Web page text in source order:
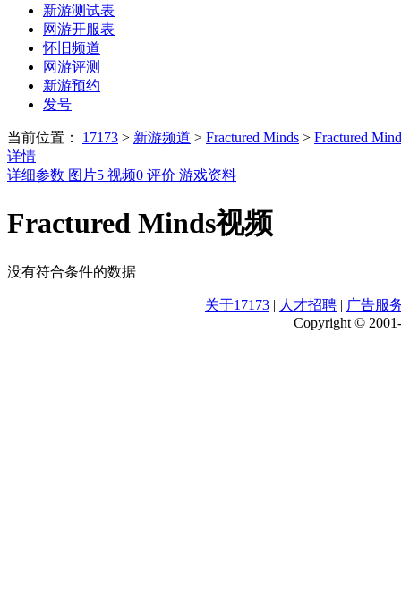
新游测试表
网游开服表
怀旧频道
网游评测
新游预约
发号
当前位置： 17173 > 新游频道 > Fractured Minds > Fractured
详情
详细参数 图片5 视频0 评价 游戏资料
Fractured Minds视频
没有符合条件的数据
关于17173 | 人才招聘 | 广告服
Copyright ©